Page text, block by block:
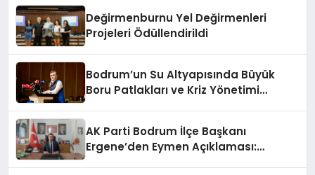
Değirmenburnu Yel Değirmenleri
Projeleri Ödüllendirildi
Bodrum’un Su Altyapısında Büyük
Boru Patlakları ve Kriz Yönetimi
AK Parti Bodrum İlçe Başkanı
Ergene’den Eymen Açıklaması: